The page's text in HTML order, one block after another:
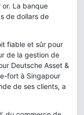
La banque
de dollars de
fiable et sûr pour
de la gestion de
Deutsche Asset &
fort à Singapour
de ses clients, a